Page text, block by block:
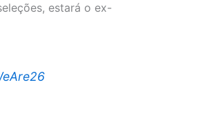
estará o ex-